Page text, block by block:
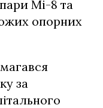
Мі-8 та
опорних
за